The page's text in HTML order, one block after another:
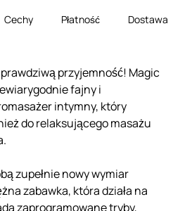
Cechy Płatność Dostawa
przyjemność! Magic
fajny i
intymny, który
do relaksującego masażu
zupełnie nowy wymiar
zabawka, która działa na
zaprogramowane tryby,